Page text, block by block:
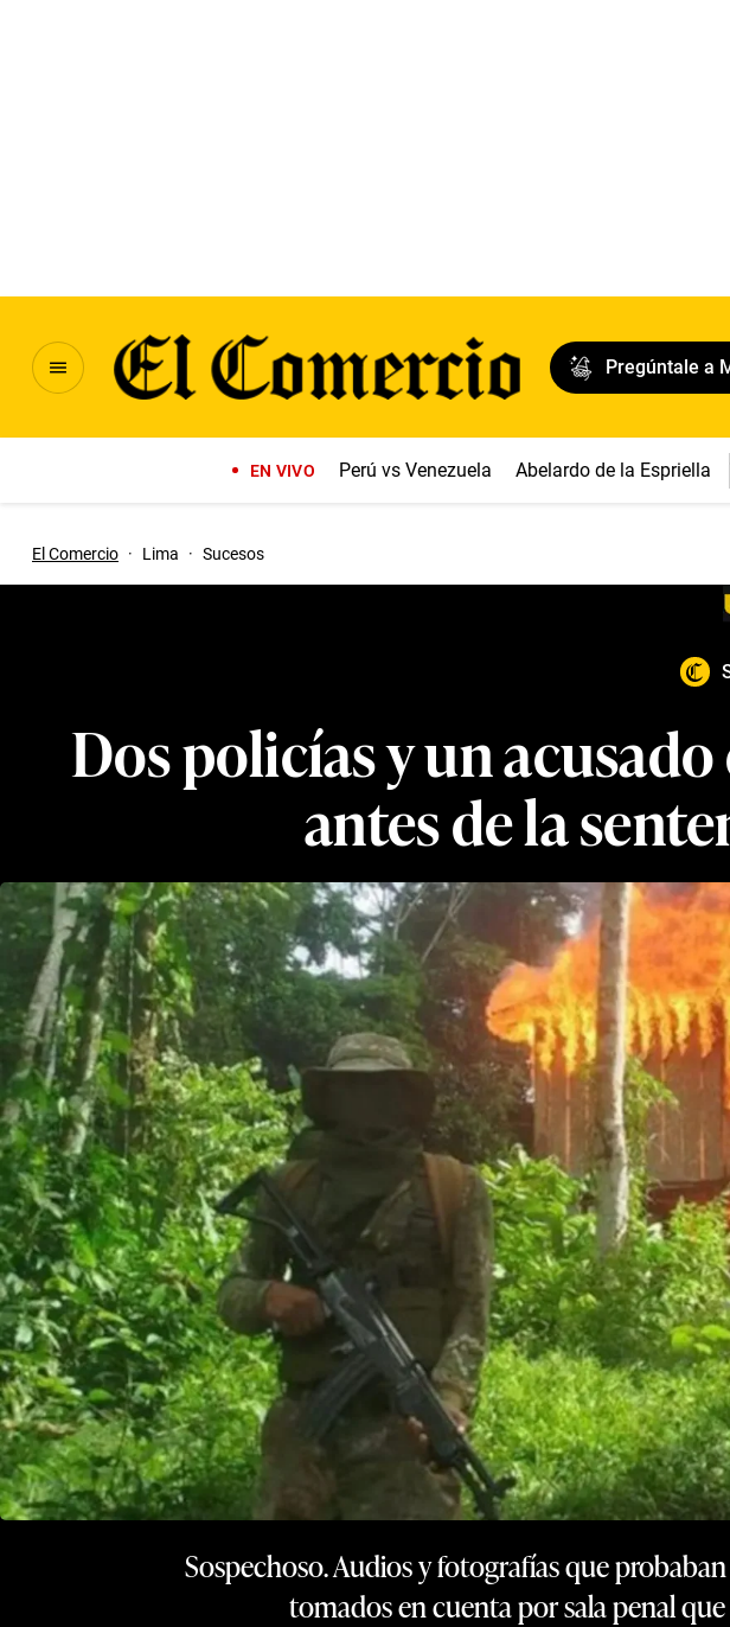
Pregúntale a
EN VIVO Perú vs Venezuela Abelardo de la Espriella
El Comercio · Lima · Sucesos
Dos policías y un
antes de la
Sospechoso. Audios y fotografías que
tomados en cuenta por sala penal